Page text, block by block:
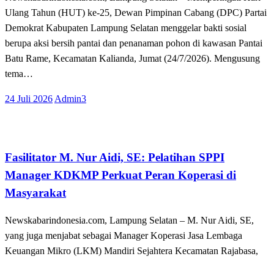
Ulang Tahun (HUT) ke-25, Dewan Pimpinan Cabang (DPC) Partai
Demokrat Kabupaten Lampung Selatan menggelar bakti sosial
berupa aksi bersih pantai dan penanaman pohon di kawasan Pantai
Batu Rame, Kecamatan Kalianda, Jumat (24/7/2026). Mengusung
tema…
Posted
24 Juli 2026 Admin3
Fasilitator M. Nur Aidi, SE: Pelatihan SPPI
Manager KDKMP Perkuat Peran Koperasi di
Masyarakat
Newskabarindonesia.com, Lampung Selatan – M. Nur Aidi, SE,
yang juga menjabat sebagai Manager Koperasi Jasa Lembaga
Keuangan Mikro (LKM) Mandiri Sejahtera Kecamatan Rajabasa,